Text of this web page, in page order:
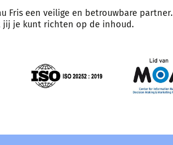
Fris een veilige en betrouwbare partner.
jij je kunt richten op de inhoud.